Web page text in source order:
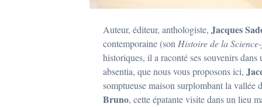
t
é
0
m
i
2
Auteur, éditeur, anthologiste, Jacques
contemporaine (sonHistoire de la
historiques, il a raconté ses souvenirs
absentia, que nous vous proposons ici,
somptueuse maison surplombant la vallée
Bruno, cette épatante visite dans un lieu